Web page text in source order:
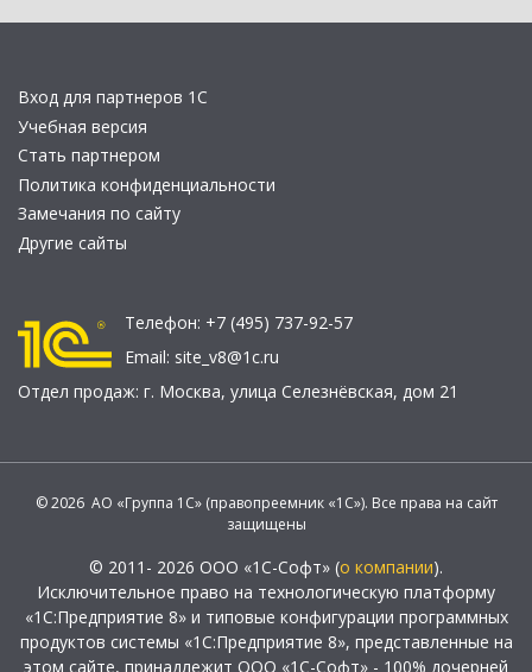
Вход для партнеров 1С
Учебная версия
Стать партнером
Политика конфиденциальности
Замечания по сайту
Другие сайты
Телефон: +7 (495) 737-92-57
Email: site_v8@1c.ru
Отдел продаж: г. Москва, улица Селезнёвская, дом 21
© 2026 АО «Группа 1С» (правопреемник «1С»). Все права на сайт
защищены
© 2011- 2026 ООО «1С-Софт» (о компании).
Исключительное право на технологическую платформу
«1С:Предприятие 8» и типовые конфигурации программных
продуктов системы «1С:Предприятие 8», представленные на
этом сайте, принадлежит ООО «1С-Софт» - 100% дочерней